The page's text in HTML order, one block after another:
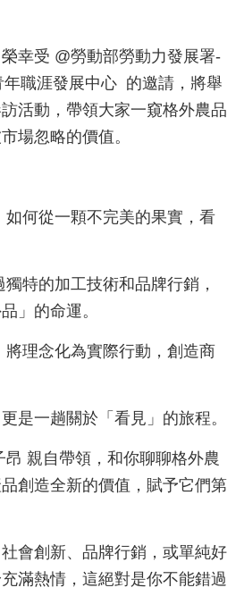
幸受 @勞動部勞動力發展署-
年職涯發展中心 的邀請，將舉
活動，帶領大家一窺格外農品
場忽略的價值。
如何從一顆不完美的果實，看
特的加工技術和品牌行銷，
」的命運。
將理念化為實際行動，創造商
是一趟關於「看見」的旅程。
親自帶領，和你聊聊格外農
創造全新的價值，賦予它們第
會創新、品牌行銷，或單純好
滿熱情，這絕對是你不能錯過